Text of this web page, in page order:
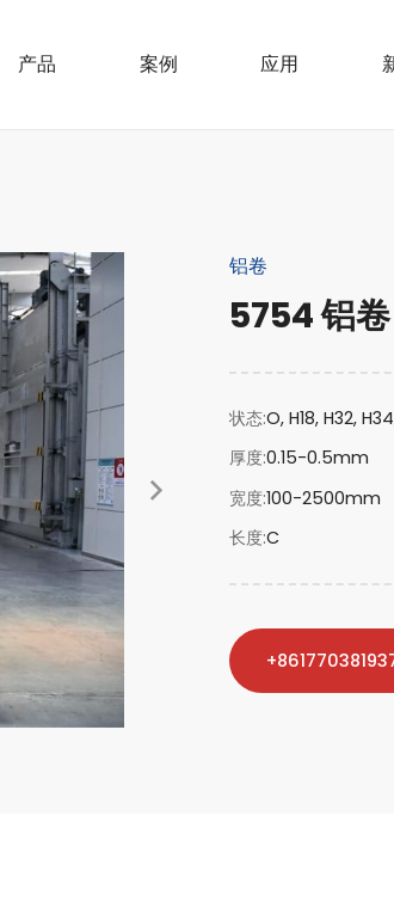
产品 案例 应用
铝卷
5754 铝卷
状态O, H18, H32,
厚度0.15-0.5mm
宽度100-2500mm
长度C